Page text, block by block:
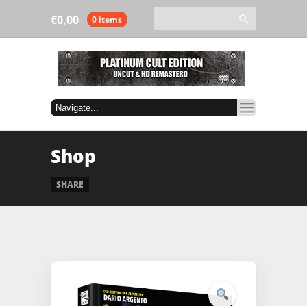
0,00
€ 0 items
Shop
SHARE